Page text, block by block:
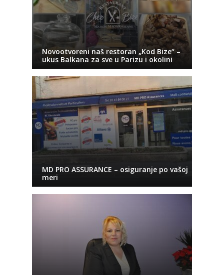
Novootvoreni naš restoran „Kod Bize“ –
ukus Balkana za sve u Parizu i okolini
MD PRO ASSURANCE – osiguranje po vašoj
meri